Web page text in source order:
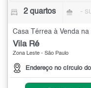
2 quartos -
Casa Térrea à Venda
Vila Ré
Zona Leste - São Paulo
Endereço no círculo